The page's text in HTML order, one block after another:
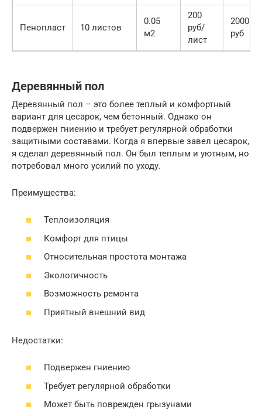
Пенопласт 10 листов
0.05
м2
200
руб/
лист
2000
руб
Деревянный пол
Деревянный пол – это более теплый и комфортный
вариант для цесарок, чем бетонный. Однако он
подвержен гниению и требует регулярной обработки
защитными составами. Когда я впервые завел цесарок,
я сделал деревянный пол. Он был теплым и уютным, но
потребовал много усилий по уходу.
Преимущества:
Теплоизоляция
Комфорт для птицы
Относительная простота монтажа
Экологичность
Возможность ремонта
Приятный внешний вид
Недостатки:
Подвержен гниению
Требует регулярной обработки
Может быть поврежден грызунами